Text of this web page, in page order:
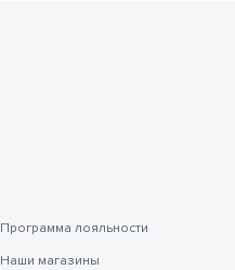
Программа лояльности
Наши магазины